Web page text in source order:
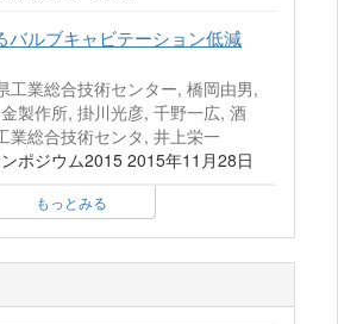
バルブキャビテーション低減
工業総合技術センター, 橋岡由男,
製作所, 掛川光彦, 千野一広, 酒
業総合技術センタ, 井上栄一
ポジウム2015 2015年11月28日
もっとみる